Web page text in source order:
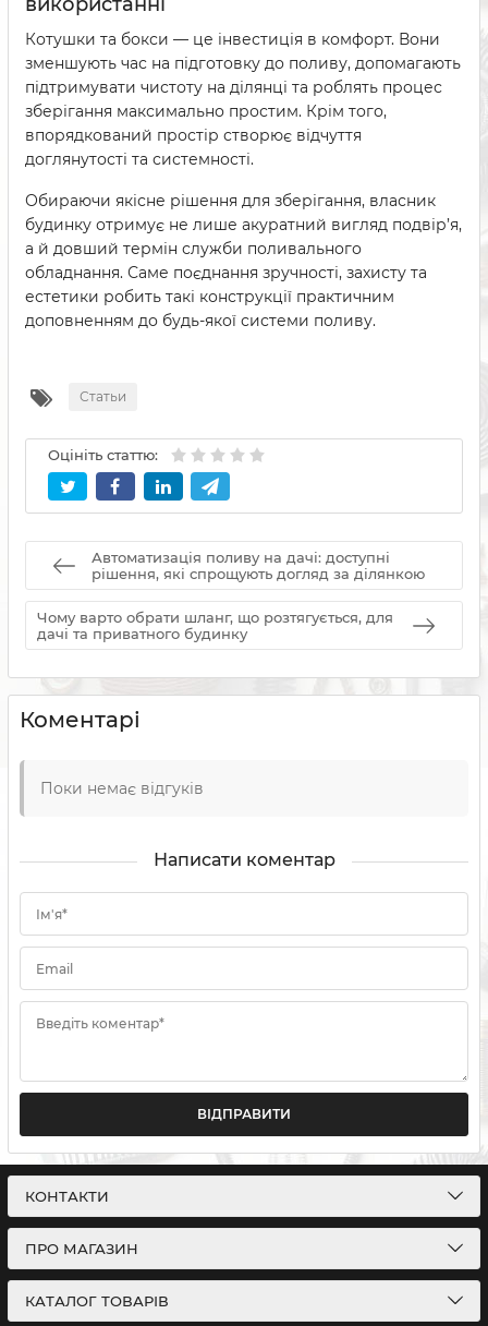
Котушки та бокси — це інвестиція в комфорт. Вони
зменшують час на підготовку до поливу, допомагають
підтримувати чистоту на ділянці та роблять процес
зберігання максимально простим. Крім того,
впорядкований простір створює відчуття
доглянутості та системності.
Обираючи якісне рішення для зберігання, власник
будинку отримує не лише акуратний вигляд подвір’я,
а й довший термін служби поливального
обладнання. Саме поєднання зручності, захисту та
естетики робить такі конструкції практичним
доповненням до будь-якої системи поливу.
Статьи
Оцініть статтю:
Автоматизація поливу на дачі: доступні
рішення, які спрощують догляд за ділянкою
Чому варто обрати шланг, що розтягується, для
дачі та приватного будинку
Коментарі
Поки немає відгуків
Написати коментар
Ім'я*
Email
Введіть коментар*
ВІДПРАВИТИ
КОНТАКТИ
ПРО МАГАЗИН
КАТАЛОГ ТОВАРІВ